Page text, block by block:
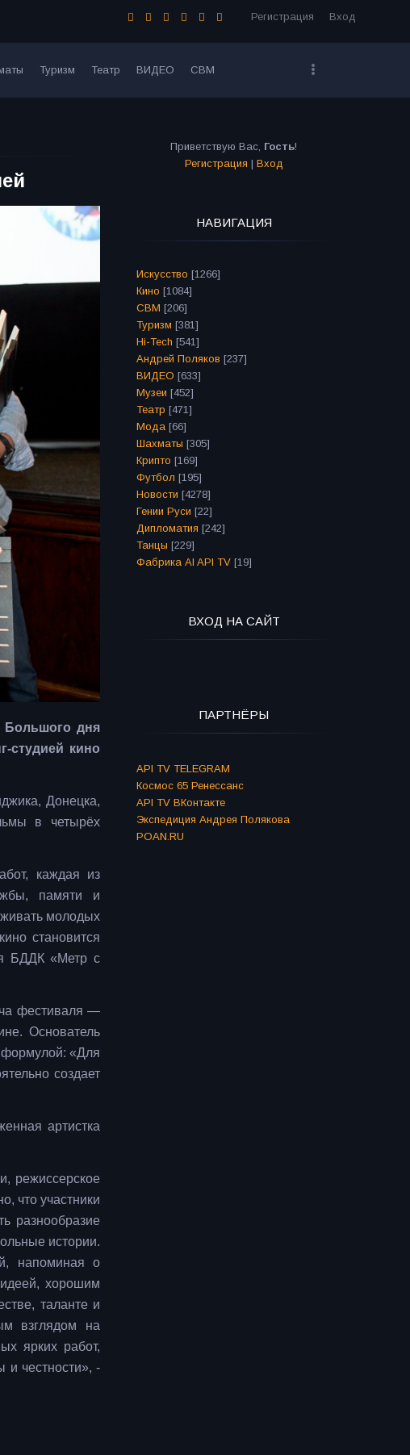
Регистрация Вход
Туризм Театр ВИДЕО СВМ
Большого дня
студией кино
Донецка,
в четырёх
каждая из
памяти и
молодых
становится
БДДК «Метр с
фестиваля —
Основатель
формулой: «Для
создает
артистка
режиссерское
что участники
разнообразие
истории.
напоминая о
хорошим
таланте и
взглядом на
ярких работ,
и честности», -
Приветствую Вас, Гость!
Регистрация | Вход
НАВИГАЦИЯ
Искусство [1266]
Кино [1084]
СВМ [206]
Туризм [381]
Hi-Tech [541]
Андрей Поляков [237]
ВИДЕО [633]
Музеи [452]
Театр [471]
Мода [66]
Шахматы [305]
Крипто [169]
Футбол [195]
Новости [4278]
Гении Руси [22]
Дипломатия [242]
Танцы [229]
Фабрика AI API TV [19]
ВХОД НА САЙТ
ПАРТНЁРЫ
API TV TELEGRAM
Космос 65 Ренессанс
API TV ВКонтакте
Экспедиция Андрея Полякова
POAN.RU